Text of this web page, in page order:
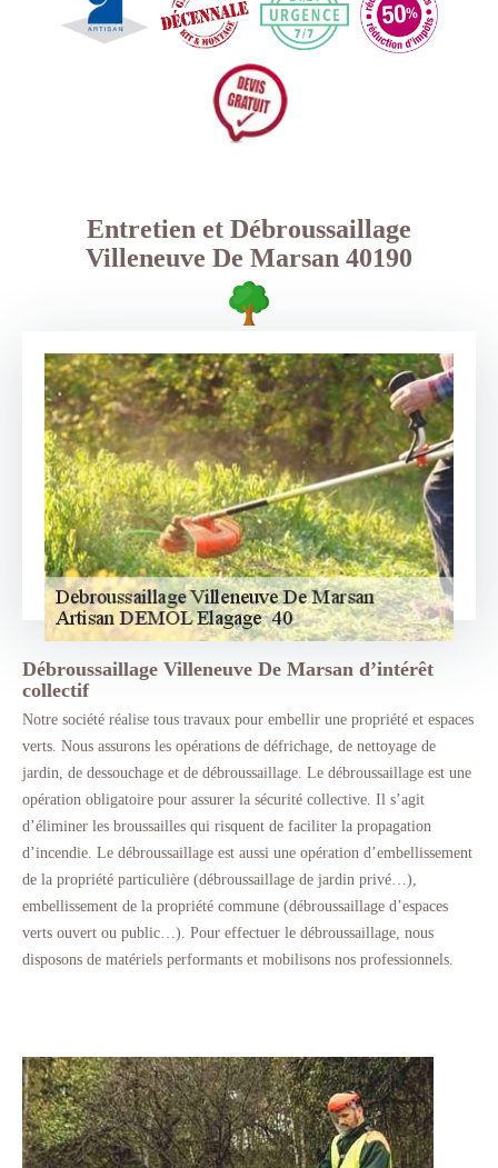
Entretien et Débroussaillage
Villeneuve De Marsan 40190
Débroussaillage Villeneuve De Marsan d’intérêt
collectif
Notre société réalise tous travaux pour embellir une propriété et espaces
verts. Nous assurons les opérations de défrichage, de nettoyage de
jardin, de dessouchage et de débroussaillage. Le débroussaillage est une
opération obligatoire pour assurer la sécurité collective. Il s’agit
d’éliminer les broussailles qui risquent de faciliter la propagation
d’incendie. Le débroussaillage est aussi une opération d’embellissement
de la propriété particulière (débroussaillage de jardin privé…),
embellissement de la propriété commune (débroussaillage d’espaces
verts ouvert ou public…). Pour effectuer le débroussaillage, nous
disposons de matériels performants et mobilisons nos professionnels.